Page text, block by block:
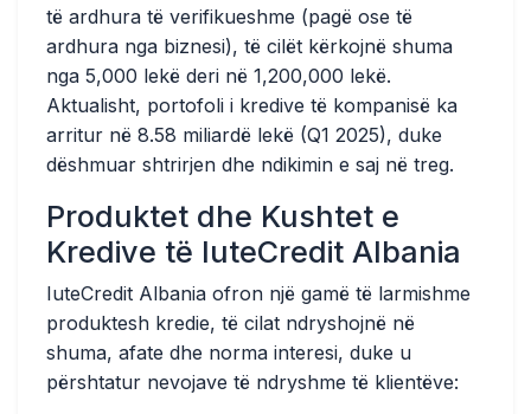
të ardhura të verifikueshme (pagë ose të
ardhura nga biznesi), të cilët kërkojnë shuma
nga 5,000 lekë deri në 1,200,000 lekë.
Aktualisht, portofoli i kredive të kompanisë ka
arritur në 8.58 miliardë lekë (Q1 2025), duke
dëshmuar shtrirjen dhe ndikimin e saj në treg.
Produktet dhe Kushtet e
Kredive të IuteCredit Albania
IuteCredit Albania ofron një gamë të larmishme
produktesh kredie, të cilat ndryshojnë në
shuma, afate dhe norma interesi, duke u
përshtatur nevojave të ndryshme të klientëve: